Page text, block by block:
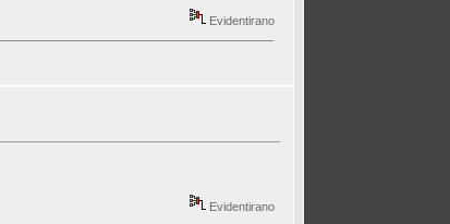
Evidentirano
Evidentirano